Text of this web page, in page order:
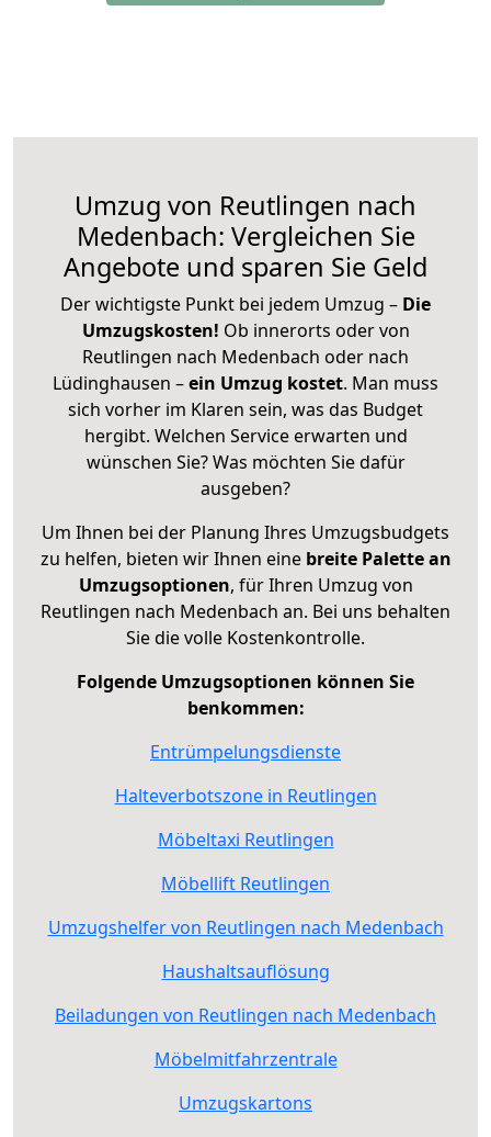
Umzug von Reutlingen nach
Medenbach: Vergleichen Sie
Angebote und sparen Sie Geld
Der wichtigste Punkt bei jedem Umzug – Die
Umzugskosten! Ob innerorts oder von
Reutlingen nach Medenbach oder nach
Lüdinghausen –ein Umzug kostet. Man muss
sich vorher im Klaren sein, was das Budget
hergibt. Welchen Service erwarten und
wünschen Sie? Was möchten Sie dafür
ausgeben?
Um Ihnen bei der Planung Ihres Umzugsbudgets
zu helfen, bieten wir Ihnen eine breite Palette an
Umzugsoptionen, für Ihren Umzug von
Reutlingen nach Medenbach an. Bei uns behalten
Sie die volle Kostenkontrolle.
Folgende Umzugsoptionen können Sie
benkommen:
Entrümpelungsdienste
Halteverbotszone in Reutlingen
Möbeltaxi Reutlingen
Möbellift Reutlingen
Umzugshelfer von Reutlingen nach Medenbach
Haushaltsauflösung
Beiladungen von Reutlingen nach Medenbach
Möbelmitfahrzentrale
Umzugskartons